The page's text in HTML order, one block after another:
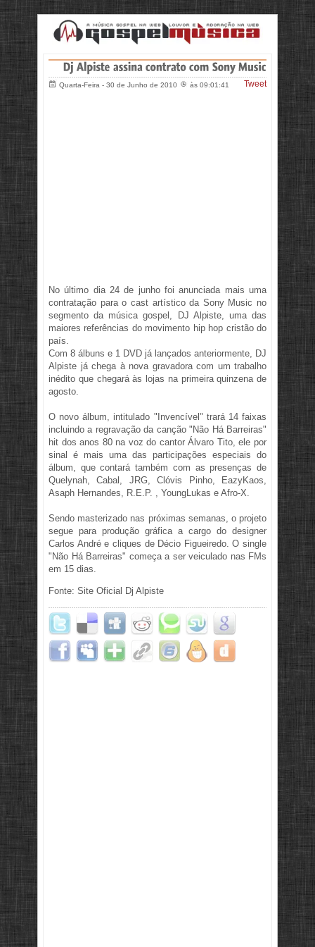
Quarta-Feira - 30 de Junho de 2010 às 09:01:41 Tweet
No último dia 24 de junho foi anunciada mais uma
contratação para o cast artístico da Sony Music no
segmento da música gospel, DJ Alpiste, uma das
maiores referências do movimento hip hop cristão do
país.
Com 8 álbuns e 1 DVD já lançados anteriormente, DJ
Alpiste já chega à nova gravadora com um trabalho
inédito que chegará às lojas na primeira quinzena de
agosto.
O novo álbum, intitulado "Invencível" trará 14 faixas
incluindo a regravação da canção "Não Há Barreiras"
hit dos anos 80 na voz do cantor Álvaro Tito, ele por
sinal é mais uma das participações especiais do
álbum, que contará também com as presenças de
Quelynah, Cabal, JRG, Clóvis Pinho, EazyKaos,
Asaph Hernandes, R.E.P. , YoungLukas e Afro-X.
Sendo masterizado nas próximas semanas, o projeto
segue para produção gráfica a cargo do designer
Carlos André e cliques de Décio Figueiredo. O single
"Não Há Barreiras" começa a ser veiculado nas FMs
em 15 dias.
Fonte: Site Oficial Dj Alpiste